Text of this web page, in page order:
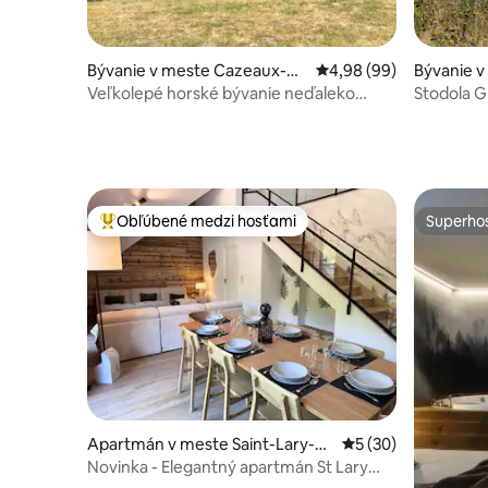
Bývanie v meste Cazeaux-de
-Larboust
Priemerné
4,98 (99)
Veľkolepé horské bývanie neďaleko
Bývanie
Stodola
Najobľúbenejšie medzi hosťami
Obľúbené medzi hosťami
Apartmán v meste Saint-Lary-So
ulan
Priemerné
5 (30)
Novinka - Elegantný apartmán St Lary